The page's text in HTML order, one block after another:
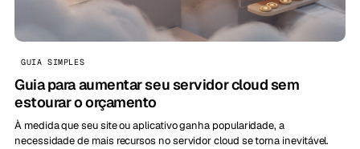
GUIA SIMPLES
Guia para aumentar seu servidor cloud sem
estourar o orçamento
À medida que seu site ou aplicativo ganha popularidade, a
necessidade de mais recursos no servidor cloud se torna inevitável.